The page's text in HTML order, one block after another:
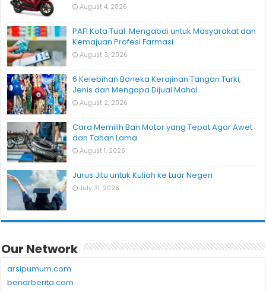
August 4, 2026
PAFI Kota Tual: Mengabdi untuk Masyarakat dan
Kemajuan Profesi Farmasi
August 3, 2026
6 Kelebihan Boneka Kerajinan Tangan Turki,
Jenis dan Mengapa Dijual Mahal
August 2, 2026
Cara Memilih Ban Motor yang Tepat Agar Awet
dan Tahan Lama
August 1, 2026
Jurus Jitu untuk Kuliah ke Luar Negeri
July 31, 2026
Our Network
arsipumum.com
benarberita.com